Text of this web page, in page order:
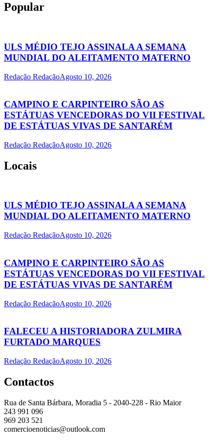
Popular
ULS MÉDIO TEJO ASSINALA A SEMANA
MUNDIAL DO ALEITAMENTO MATERNO
Redação RedaçãoAgosto 10, 2026
CAMPINO E CARPINTEIRO SÃO AS
ESTÁTUAS VENCEDORAS DO VII FESTIVAL
DE ESTÁTUAS VIVAS DE SANTARÉM
Redação RedaçãoAgosto 10, 2026
Locais
ULS MÉDIO TEJO ASSINALA A SEMANA
MUNDIAL DO ALEITAMENTO MATERNO
Redação RedaçãoAgosto 10, 2026
CAMPINO E CARPINTEIRO SÃO AS
ESTÁTUAS VENCEDORAS DO VII FESTIVAL
DE ESTÁTUAS VIVAS DE SANTARÉM
Redação RedaçãoAgosto 10, 2026
FALECEU A HISTORIADORA ZULMIRA
FURTADO MARQUES
Redação RedaçãoAgosto 10, 2026
Contactos
Rua de Santa Bárbara, Moradia 5 - 2040-228 - Rio Maior
243 991 096
969 203 521
comercioenoticias@outlook.com